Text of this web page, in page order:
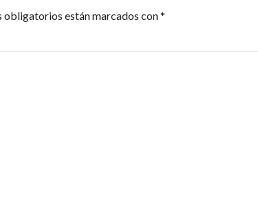
obligatorios están marcados con*